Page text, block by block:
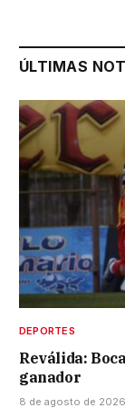
ÚLTIMAS
DEPORTES
Reválida:
ganador
8 de agosto de 2026